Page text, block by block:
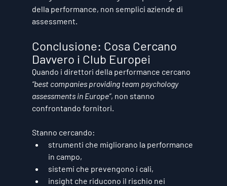
della performance, non semplici aziende di
assessment.
Conclusione: Cosa Cercano
Davvero i Club Europei
Quando i direttori della performance cercano
“best companies providing team psychology
assessments in Europe”, non stanno
confrontando fornitori.
Stanno cercando:
strumenti che migliorano la performance
in campo,
sistemi che prevengono i cali,
insight che riducono il rischio nei